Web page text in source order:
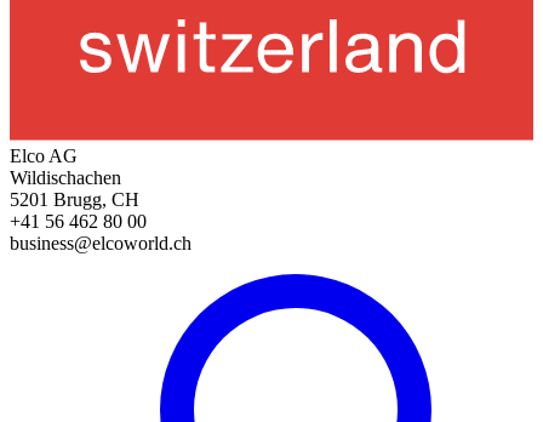
Elco AG
Wildischachen
5201 Brugg, CH
+41 56 462 80 00
business@elcoworld.ch